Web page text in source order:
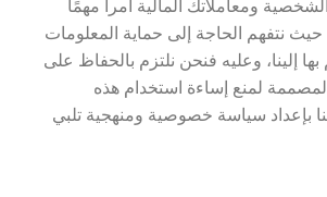
ومعاملاتك المالية أمراً مهمًا
حيث نتفهم الحاجة إلى حماية المعلومات
إلينا، وعليه فنحن نلتزم بالحفاظ على
المصممة لمنع إساءة استخدام هذه
بإعداد سياسة خصوصية ومنهجية تلبي